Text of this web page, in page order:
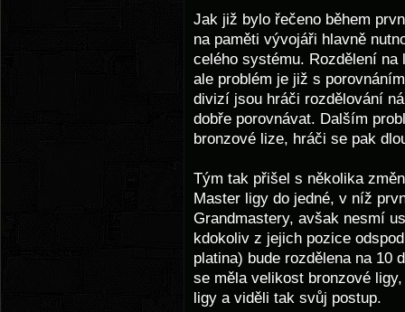
Jak již bylo řečeno během
na paměti vývojáři hlavně
celého systému. Rozdělení
ale problém je již s
divizí jsou hráči rozdělování
dobře porovnávat. Dalším
bronzové lize, hráči se pak
Tým tak přišel s několika
Master ligy do jedné, v níž
Grandmastery, avšak nesmí
kdokoliv z jejich pozice
platina) bude rozdělena na 10
se měla velikost bronzové
ligy a viděli tak svůj postup.